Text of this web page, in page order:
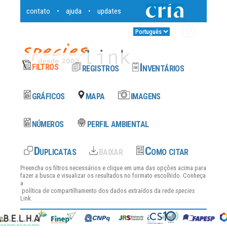
contato • ajuda • updates
Preencha os filtros necessários e clique em uma das opções acima para
fazer a busca e visualizar os resultados no formato escolhido. Conheça
a
política de compartilhamento dos dados extraídos da rede species
Link.